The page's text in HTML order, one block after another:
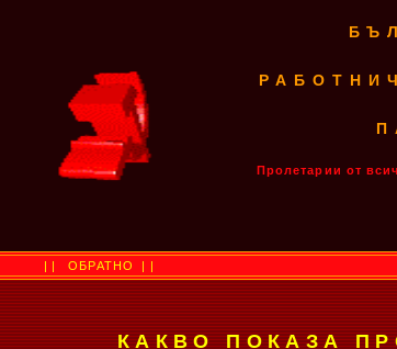
Пролетарии от
||ОБРАТНО ||
КАКВО ПОКАЗА